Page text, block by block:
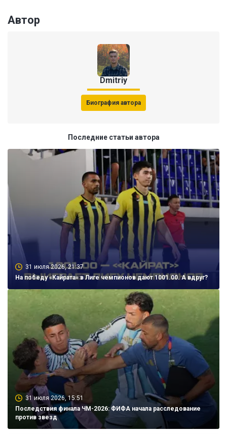
Автор
Dmitriy
Биография автора
Последние статьи автора
31 июля 2026, 21:37
На победу «Кайрата» в Лиге чемпионов дают 1001.00. А вдруг?
31 июля 2026, 15:51
Последствия финала ЧМ-2026: ФИФА начала расследование
против звезд